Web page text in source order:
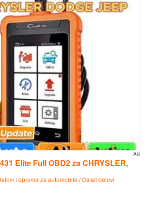
Aki
Elite Full OBD2 za CHRYSLER,
i oprema za automobile/Ostali delovi